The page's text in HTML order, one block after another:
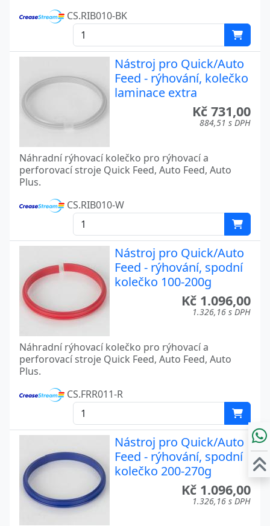
CS.RIB010-BK
Nástroj pro Quick/Auto
Feed - rýhování, kolečko
laminace extra
Kč 731,00
884,51 s DPH
Náhradní rýhovací kolečko pro rýhovací a
perforovací stroje Quick Feed, Auto Feed, Auto
Plus.
CS.RIB010-W
Nástroj pro Quick/Auto
Feed - rýhování, spodní
kolečko 100-200g
Kč 1.096,00
1.326,16 s DPH
Náhradní rýhovací kolečko pro rýhovací a
perforovací stroje Quick Feed, Auto Feed, Auto
Plus.
CS.FRR011-R
Nástroj pro Quick/Auto
Feed - rýhování, spodní
kolečko 200-270g
Kč 1.096,00
1.326,16 s DPH